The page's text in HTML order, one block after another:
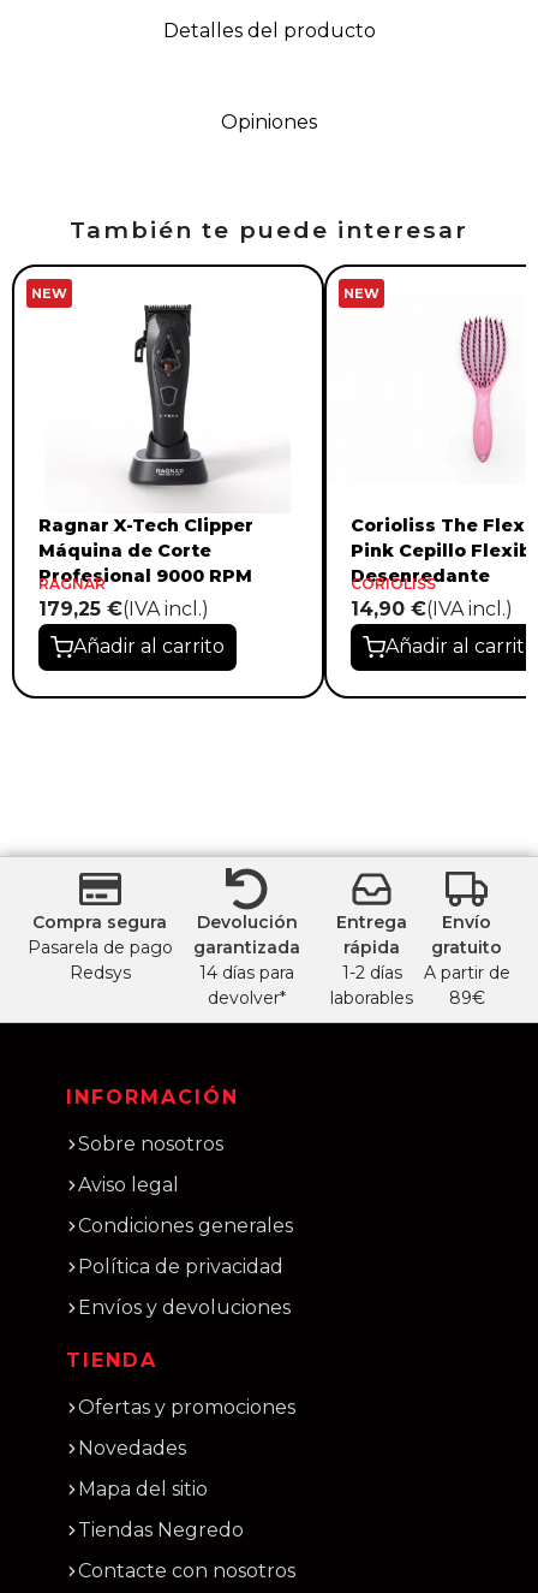
Detalles del producto
Opiniones
También te puede interesar
NEW
Ragnar X-Tech Clipper
Máquina de Corte
Profesional 9000 RPM
RAGNAR
179,25 €(IVA incl.)
Añadir al carrito
NEW
Corioliss The Flex
Pink Cepillo
Desenredante
CORIOLISS
14,90 €(IVA incl.)
Añadir al carrito
Compra segura
Pasarela de pago
Redsys
Devolución
garantizada
14 días para
devolver*
Entrega
rápida
1-2 días
laborables
Envío
gratuito
A partir de
89€
INFORMACIÓN
Sobre nosotros
Aviso legal
Condiciones generales
Política de privacidad
Envíos y devoluciones
TIENDA
Ofertas y promociones
Novedades
Mapa del sitio
Tiendas Negredo
Contacte con nosotros